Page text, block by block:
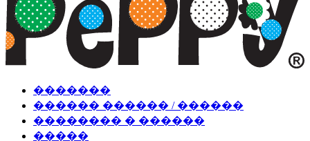
�������
������ ������ / ������
�������� � ������
�����